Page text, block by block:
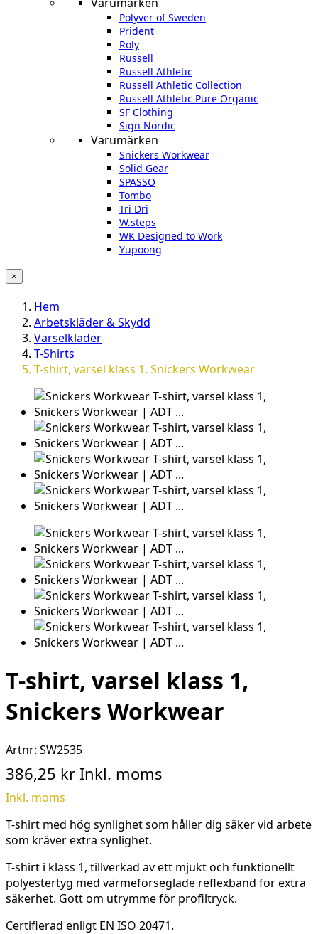
Polyver of Sweden
Prident
Roly
Russell
Russell Athletic
Russell Athletic Collection
Russell Athletic Pure Organic
SF Clothing
Sign Nordic
Varumärken
Snickers Workwear
Solid Gear
SPASSO
Tombo
Tri Dri
W.steps
WK Designed to Work
Yupoong
×
Hem
Arbetskläder & Skydd
Varselkläder
T-Shirts
T-shirt, varsel klass 1, Snickers Workwear
T-shirt, varsel klass 1,
Snickers Workwear
Artnr: SW2535
386,25 kr Inkl. moms
Inkl. moms
T-shirt med hög synlighet som håller dig säker vid arbete
som kräver extra synlighet.
T-shirt i klass 1, tillverkad av ett mjukt och funktionellt
polyestertyg med värmeförseglade reflexband för extra
säkerhet. Gott om utrymme för profiltryck.
Certifierad enligt EN ISO 20471.